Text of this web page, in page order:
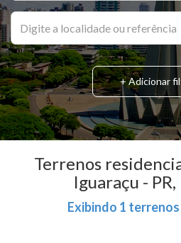
+ Adicionar
Terrenos
Iguaraçu -
Exibindo 1